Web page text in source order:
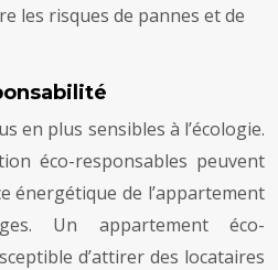
les risques de pannes et de
en plus sensibles à l’écologie.
éco-responsables peuvent
énergétique de l’appartement
Un appartement éco-
d’attirer des locataires